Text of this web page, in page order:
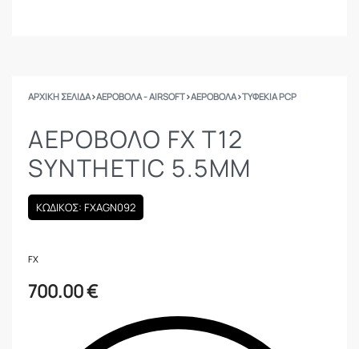
ΑΡΧΙΚΉ ΣΕΛΊΔΑ›ΑΕΡΟΒΟΛΑ - AIRSOFT›ΑΕΡΟΒΟΛΑ›ΤΥΦΈΚΙΑ PCP
ΑΕΡΟΒΟΛΟ FX T12
SYNTHETIC 5.5MM
ΚΩΔΙΚΟΣ: FXAGN092
FX
700.00€